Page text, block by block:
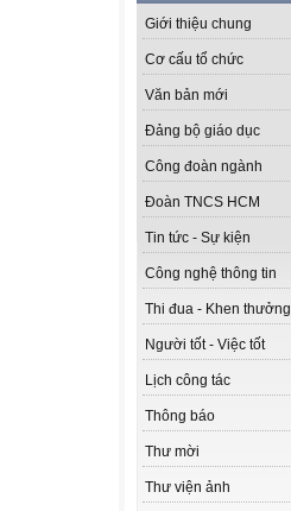
Giới thiệu chung
Cơ cấu tổ chức
Văn bản mới
Đảng bộ giáo dục
Công đoàn ngành
Đoàn TNCS HCM
Tin tức - Sự kiện
Công nghệ thông tin
Thi đua - Khen thưởng
Người tốt - Việc tốt
Lịch công tác
Thông báo
Thư mời
Thư viện ảnh